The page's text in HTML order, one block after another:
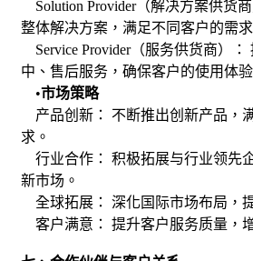
Solution Provider（解决方案供货
整体解决方案，满足不同客户的需求
Service Provider（服务供货商）：
中、售后服务，确保客户的使用体验
•市场策略
产品创新： 不断推出创新产品，
求。
行业合作： 积极拓展与行业领先
新市场。
全球拓展： 深化国际市场布局，
客户满意： 提升客户服务质量，